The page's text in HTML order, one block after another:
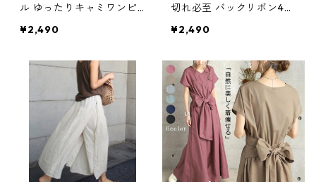
ル ゆったりキャミワンピ
¥2,490
切れ必至 バックリボン4色
5
¥2,490